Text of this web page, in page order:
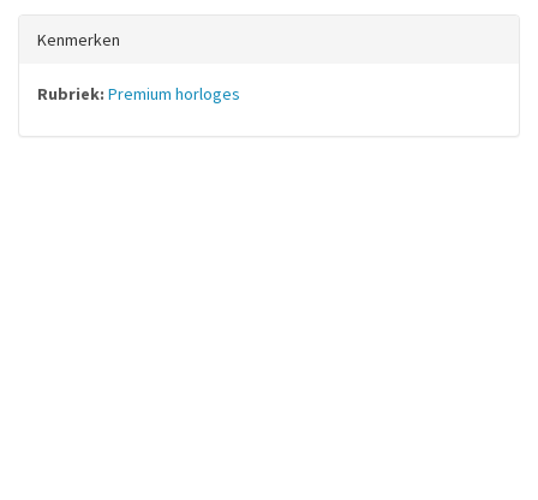
Kenmerken
Rubriek: Premium horloges